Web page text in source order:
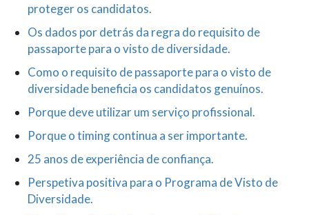
proteger os candidatos.
Os dados por detrás da regra do requisito de
passaporte para o visto de diversidade.
Como o requisito de passaporte para o visto de
diversidade beneficia os candidatos genuínos.
Porque deve utilizar um serviço profissional.
Porque o timing continua a ser importante.
25 anos de experiência de confiança.
Perspetiva positiva para o Programa de Visto de
Diversidade.